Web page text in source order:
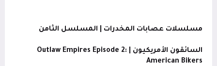
مسلسلات عصابات المخدرات | المسلسل الثامن
السائقون الأمريكيون | Outlaw Empires Episode 2:
American Bikers